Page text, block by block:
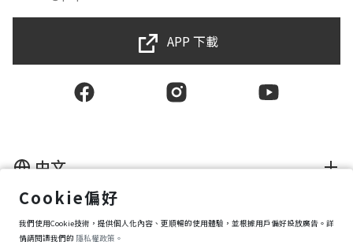
APP 下載
隱私權保護政策
資訊安全政策
中文
Cookie偏好
我們使用Cookie技術，提供個人化內容、更順暢的使用體驗，並根據用戶偏好投放廣告。詳
情請閱讀我們的 隱私權政策。